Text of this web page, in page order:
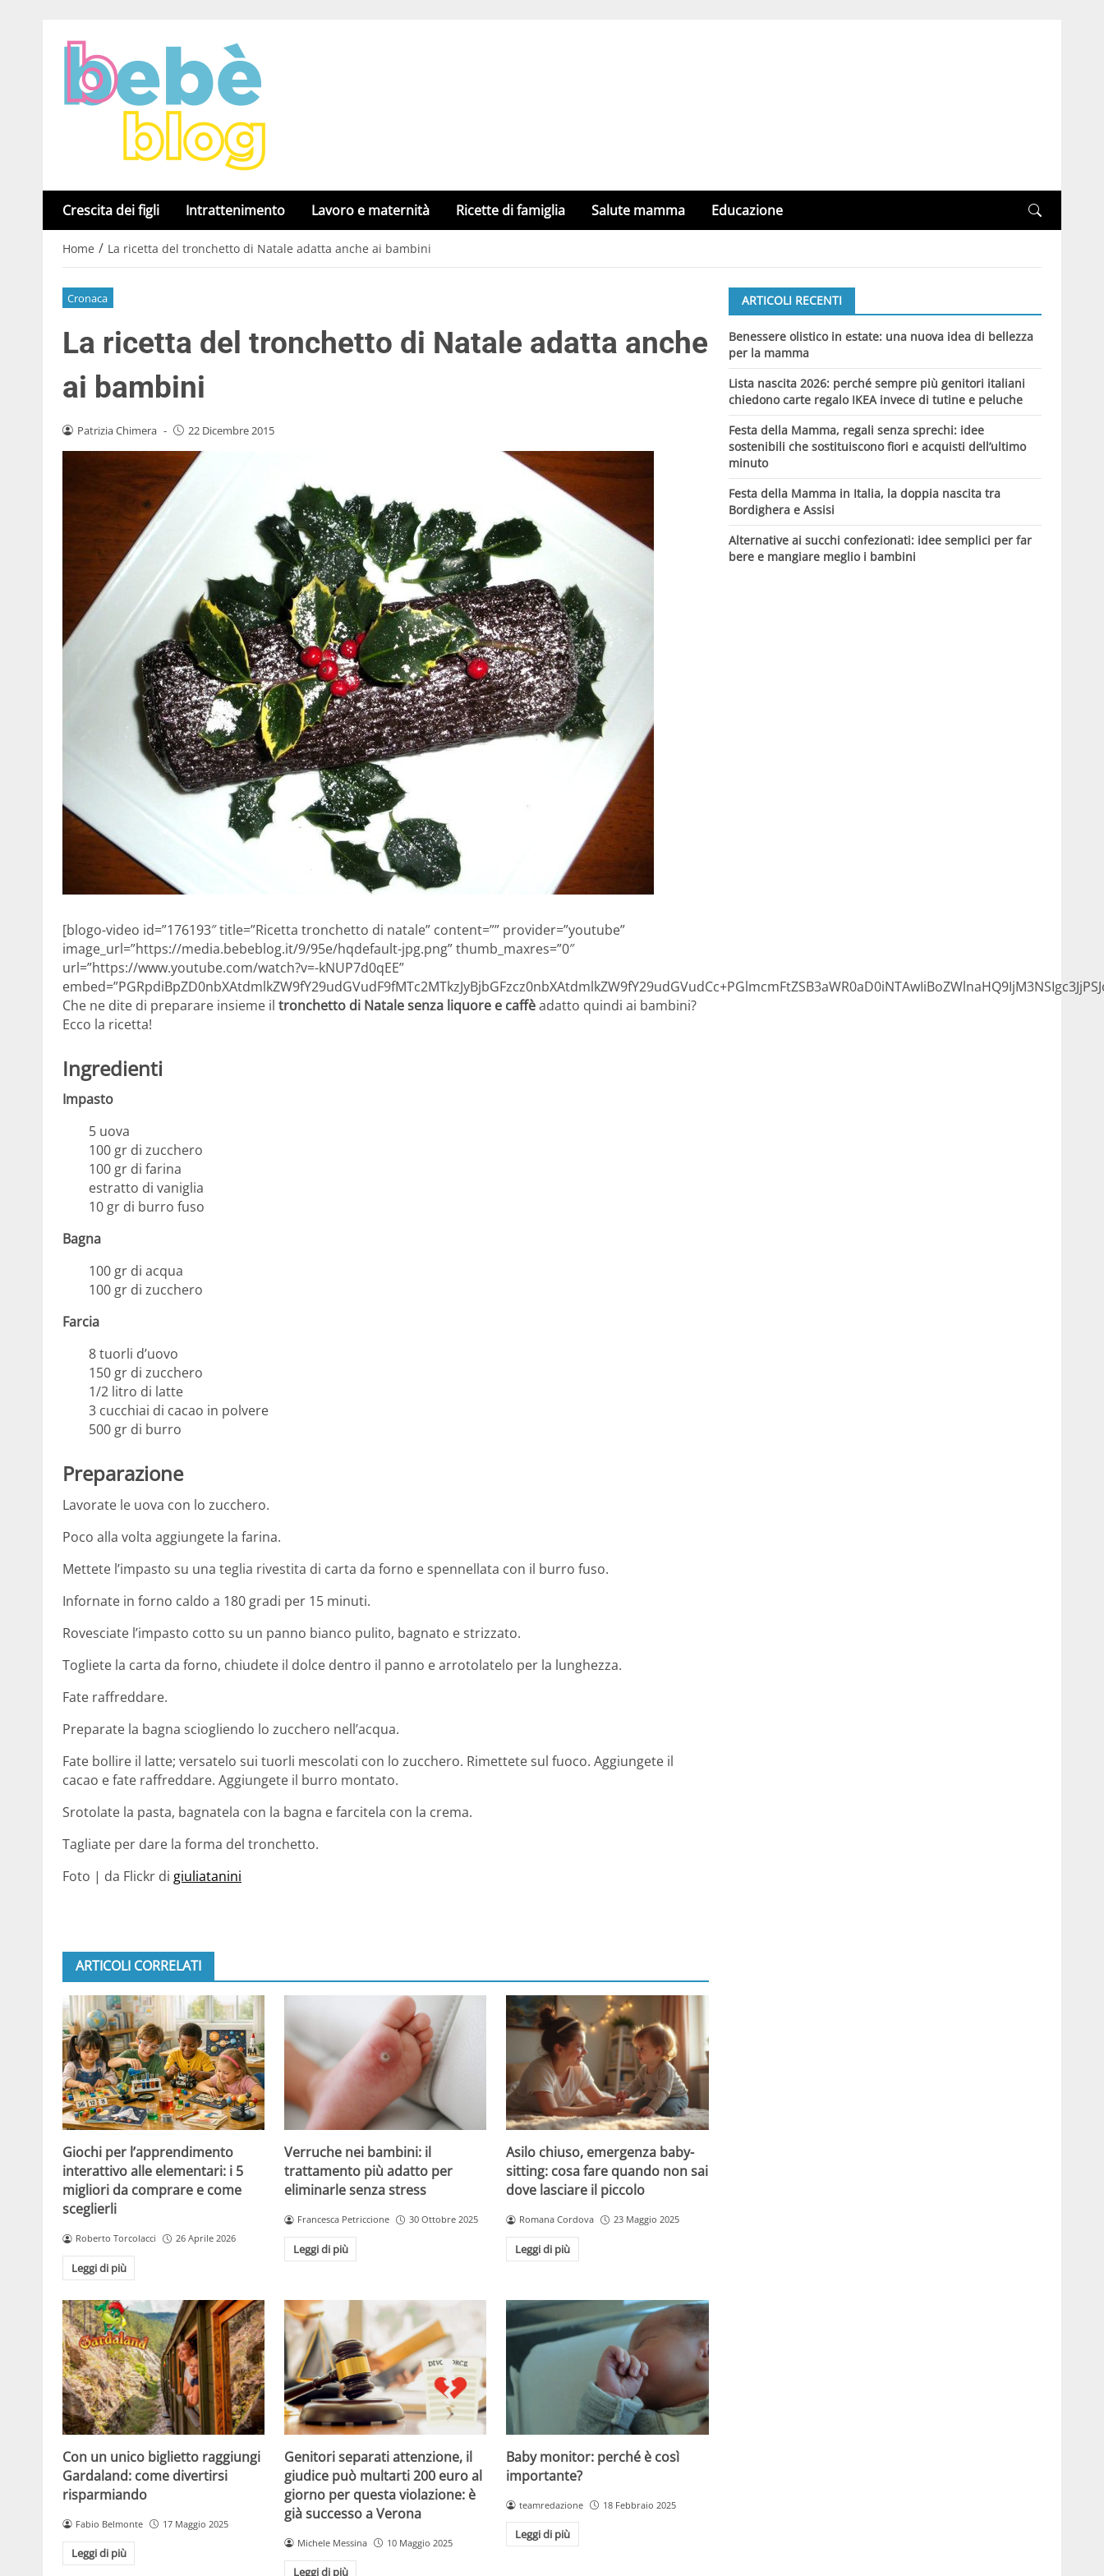
Crescita dei figli Intrattenimento Lavoro e maternità Ricette di famiglia Salute mamma Educazione
Home / La ricetta del tronchetto di Natale adatta anche ai bambini
Cronaca
La ricetta del tronchetto di Natale adatta anche
ai bambini
Patrizia Chimera - 22 Dicembre 2015
[blogo-video id=”176193″ title=”Ricetta tronchetto di natale” content=”” provider=”youtube”
image_url=”https://media.bebeblog.it/9/95e/hqdefault-jpg.png” thumb_maxres=”0″
url=”https://www.youtube.com/watch?v=-kNUP7d0qEE”
Che ne dite di preparare insieme il tronchetto di Natale senza liquore e caffèadatto quindi ai bambini?
Ecco la ricetta!
Ingredienti
Impasto
5 uova
100 gr di zucchero
100 gr di farina
estratto di vaniglia
10 gr di burro fuso
Bagna
100 gr di acqua
100 gr di zucchero
Farcia
8 tuorli d’uovo
150 gr di zucchero
1/2 litro di latte
3 cucchiai di cacao in polvere
500 gr di burro
Preparazione
Lavorate le uova con lo zucchero.
Poco alla volta aggiungete la farina.
Mettete l’impasto su una teglia rivestita di carta da forno e spennellata con il burro fuso.
Infornate in forno caldo a 180 gradi per 15 minuti.
Rovesciate l’impasto cotto su un panno bianco pulito, bagnato e strizzato.
Togliete la carta da forno, chiudete il dolce dentro il panno e arrotolatelo per la lunghezza.
Fate raffreddare.
Preparate la bagna sciogliendo lo zucchero nell’acqua.
Fate bollire il latte; versatelo sui tuorli mescolati con lo zucchero. Rimettete sul fuoco. Aggiungete il
cacao e fate raffreddare. Aggiungete il burro montato.
Srotolate la pasta, bagnatela con la bagna e farcitela con la crema.
Tagliate per dare la forma del tronchetto.
Foto | da Flickr di giuliatanini
ARTICOLI CORRELATI
Giochi per l’apprendimento
interattivo alle elementari: i 5
migliori da comprare e come
sceglierli
Roberto Torcolacci 26 Aprile 2026
Leggi di più
Verruche nei bambini: il
trattamento più adatto per
eliminarle senza stress
Francesca Petriccione 30 Ottobre 2025
Leggi di più
Asilo chiuso, emergenza baby-
sitting: cosa fare quando non sai
dove lasciare il piccolo
Romana Cordova 23 Maggio 2025
Leggi di più
Con un unico biglietto raggiungi
Gardaland: come divertirsi
risparmiando
Fabio Belmonte 17 Maggio 2025
Leggi di più
Genitori separati attenzione, il
giudice può multarti 200 euro al
giorno per questa violazione: è
già successo a Verona
Michele Messina 10 Maggio 2025
Leggi di più
Baby monitor: perché è così
importante?
teamredazione 18 Febbraio 2025
Leggi di più
ARTICOLI RECENTI
Benessere olistico in estate: una nuova idea di bellezza
per la mamma
Lista nascita 2026: perché sempre più genitori italiani
chiedono carte regalo IKEA invece di tutine e peluche
Festa della Mamma, regali senza sprechi: idee
sostenibili che sostituiscono fiori e acquisti dell’ultimo
minuto
Festa della Mamma in Italia, la doppia nascita tra
Bordighera e Assisi
Alternative ai succhi confezionati: idee semplici per far
bere e mangiare meglio i bambini